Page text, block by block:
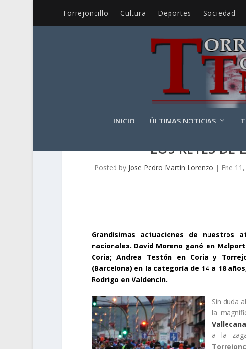
Torrejoncillo Cultura Deportes Sociedad
INICIO ÚLTIMAS NOTICIAS
LOS REYES DE
Posted by Jose Pedro Martín Lorenzo | Ene
Grandísimas actuaciones de nuestros
nacionales. David Moreno ganó en
Coria; Andrea Testón en Coria y
(Barcelona) en la categoría de 14 a 18
Rodrigo en Valdencín.
Sin duda
la
Vallecana
a la